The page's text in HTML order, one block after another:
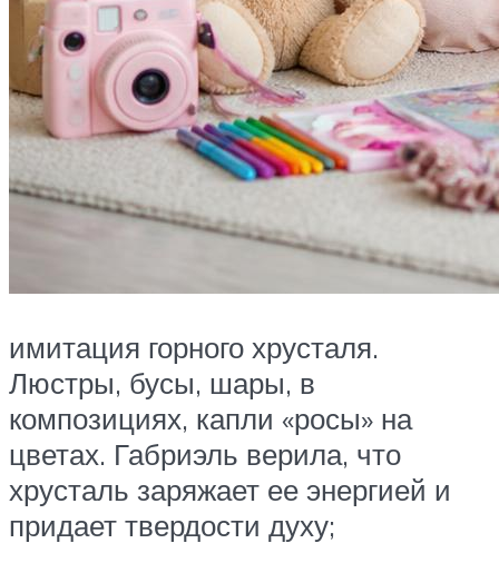
имитация горного хрусталя.
Люстры, бусы, шары, в
композициях, капли «росы» на
цветах. Габриэль верила, что
хрусталь заряжает ее энергией и
придает твердости духу;